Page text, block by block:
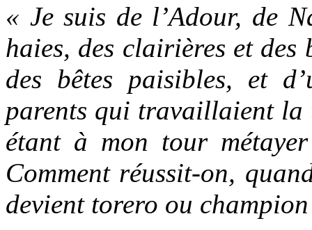
« Je suis de l’Adour, de
haies, des clairières et
des bêtes paisibles, et
parents qui travaillaient la
étant à mon tour
Comment réussit-on,
devient torero ou